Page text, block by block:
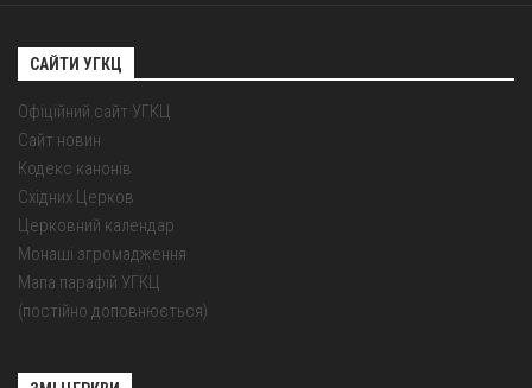
САЙТИ УГКЦ
Офіційний сайт УГКЦ
Сайт новин
Кодекс канонів
Східних Церков
Церковний календар
Монаші згромадження
Мапа парафій УГКЦ
(постійно доповнюється)